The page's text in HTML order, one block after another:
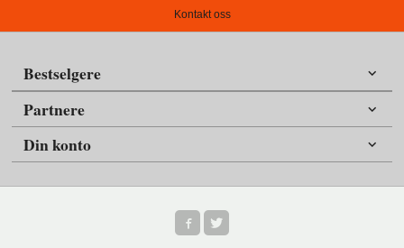
Kontakt oss
Bestselgere
Partnere
Din konto